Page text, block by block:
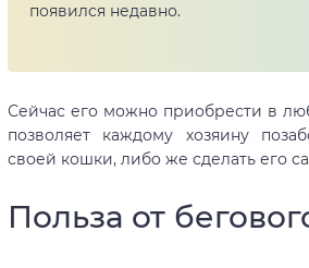
появился недавно.
Сейчас его можно приобрести в
позволяет каждому хозяину
своей кошки, либо же сделать его
Польза от